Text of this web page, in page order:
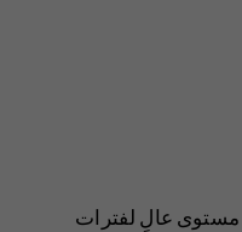
عالٍ لفترات